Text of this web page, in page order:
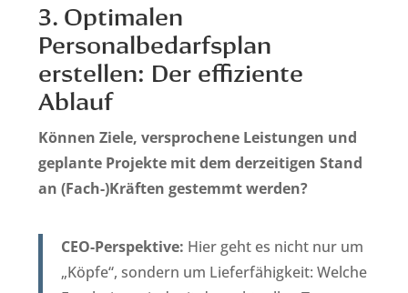
3. Optimalen
Personalbedarfsplan
erstellen: Der effiziente
Ablauf
Können Ziele, versprochene Leistungen und
geplante Projekte mit dem derzeitigen Stand
an (Fach-)Kräften gestemmt werden?
CEO-Perspektive: Hier geht es nicht nur um
„Köpfe“, sondern um Lieferfähigkeit: Welche